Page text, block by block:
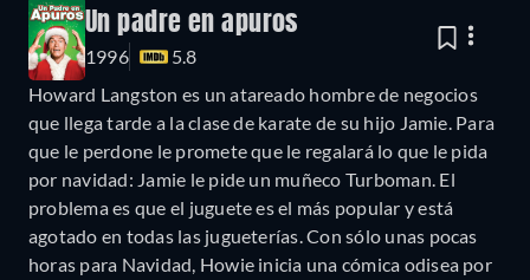
Un padre en apuros
1996
5.8
Howard Langston es un atareado hombre de negocios
que llega tarde a la clase de karate de su hijo Jamie. Para
que le perdone le promete que le regalará lo que le pida
por navidad: Jamie le pide un muñeco Turboman. El
problema es que el juguete es el más popular y está
agotado en todas las jugueterías. Con sólo unas pocas
horas para Navidad, Howie inicia una cómica odisea por